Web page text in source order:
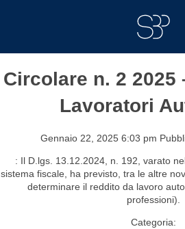
Circolare n. 2 2025
Lavoratori
Gennaio 22, 2025 6:03 pm
: Il D.lgs. 13.12.2024, n. 192, varato
sistema fiscale, ha previsto, tra le altre
determinare il reddito da lavoro
professioni).
Categoria: